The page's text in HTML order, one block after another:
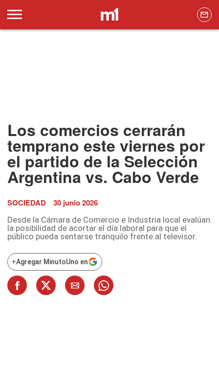
Los comercios cerrarán
temprano este viernes por
el partido de la Selección
Argentina vs. Cabo Verde
SOCIEDAD 30 junio 2026
Desde la Cámara de Comercio e Industria local evalúan
la posibilidad de acortar el día laboral para que el
público pueda sentarse tranquilo frente al televisor.
+Agregar MinutoUno en